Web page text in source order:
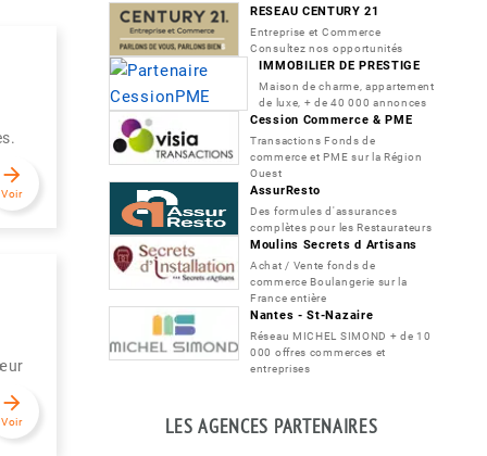
arrow_forward
Voir
arrow_forward
Voir
RESEAU CENTURY 21
Entreprise et Commerce
Consultez nos opportunités
IMMOBILIER DE PRESTIGE
Maison de charme, appartement
de luxe, + de 40 000 annonces
Cession Commerce & PME
Transactions Fonds de
commerce et PME sur la Région
Ouest
AssurResto
Des formules d'assurances
complètes pour les Restaurateurs
Moulins Secrets d Artisans
Achat / Vente fonds de
commerce Boulangerie sur la
France entière
Nantes - St-Nazaire
Réseau MICHEL SIMOND + de 10
000 offres commerces et
entreprises
LES AGENCES PARTENAIRES